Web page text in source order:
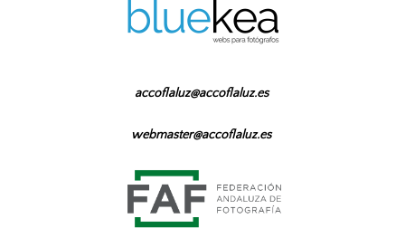
accoflaluz@accoflaluz.es
webmaster@accoflaluz.es